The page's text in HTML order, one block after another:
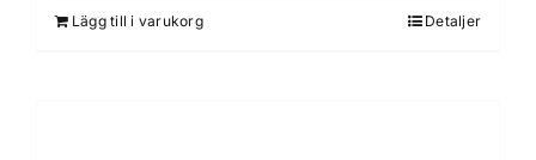
Lägg till i varukorg Detaljer